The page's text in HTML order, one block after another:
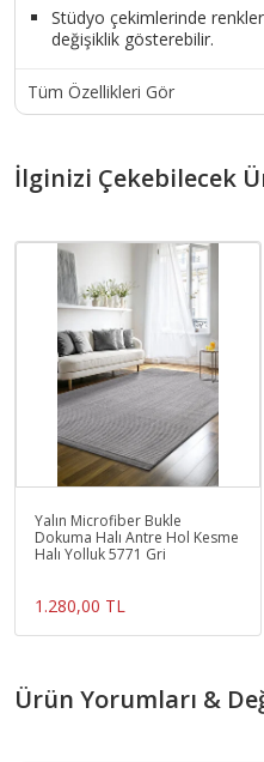
Stüdyo çekimlerinde renkler
değişiklik gösterebilir.
Tüm Özellikleri Gör
İlginizi Çekebilecek
Yalın Microfiber Bukle
Dokuma Halı Antre Hol Kesme
Halı Yolluk 5771 Gri
1.280,00 TL
Ürün Yorumları &